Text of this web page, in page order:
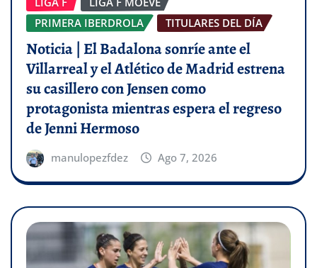
PRIMERA IBERDROLA
TITULARES DEL DÍA
Noticia | El Badalona sonríe ante el
Villarreal y el Atlético de Madrid estrena
su casillero con Jensen como
protagonista mientras espera el regreso
de Jenni Hermoso
manulopezfdez Ago 7, 2026